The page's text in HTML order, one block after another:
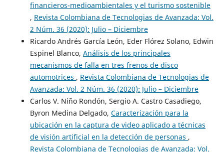
financieros-medioambientales y el turismo sostenible
, Revista Colombiana de Tecnologias de Avanzada: Vol.
2 Núm. 36 (2020): Julio – Diciembre
Ricardo Andrés García León, Eder Flórez Solano, Edwin
Espinel Blanco, Análisis de los principales
mecanismos de falla en tres frenos de disco
automotrices , Revista Colombiana de Tecnologias de
Avanzada: Vol. 2 Núm. 36 (2020): Julio – Diciembre
Carlos V. Niño Rondón, Sergio A. Castro Casadiego,
Byron Medina Delgado, Caracterización para la
ubicación en la captura de video aplicado a técnicas
de visión artificial en la detección de personas ,
Revista Colombiana de Tecnologias de Avanzada: Vol.